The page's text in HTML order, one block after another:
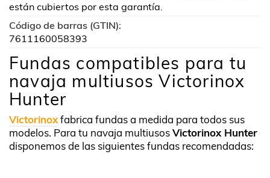
están cubiertos por esta garantía.
Código de barras (GTIN):
7611160058393
Fundas compatibles para tu
navaja multiusos Victorinox
Hunter
Victorinoxfabrica fundas a medida para todos sus
modelos. Para tu navaja multiusosVictorinox Hunter
disponemos de las siguientes fundas recomendadas: